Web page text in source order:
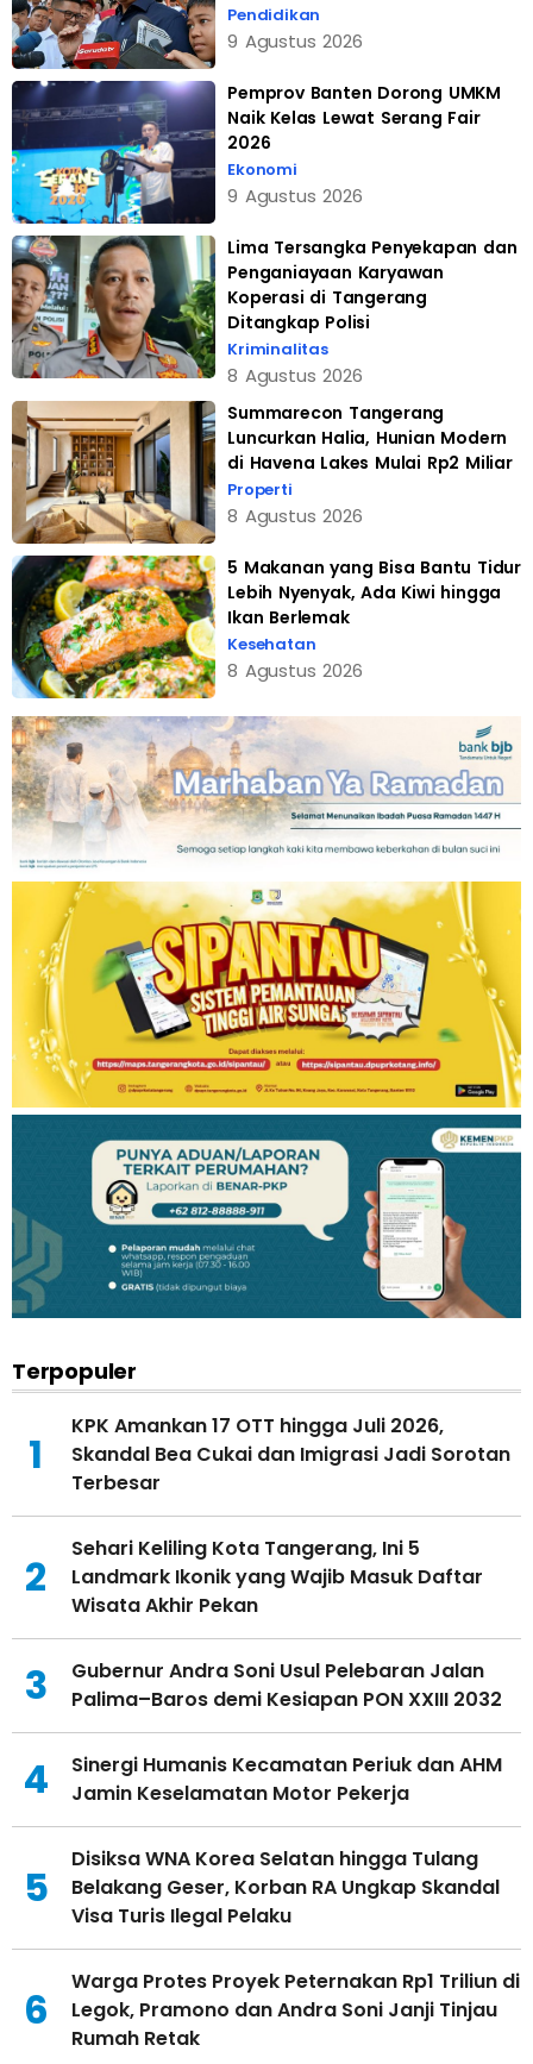
Pendidikan
9 Agustus 2026
Pemprov Banten Dorong UMKM
Naik Kelas Lewat Serang Fair
2026
Ekonomi
9 Agustus 2026
Lima Tersangka Penyekapan dan
Penganiayaan Karyawan
Koperasi di Tangerang
Ditangkap Polisi
Kriminalitas
8 Agustus 2026
Summarecon Tangerang
Luncurkan Halia, Hunian Modern
di Havena Lakes Mulai Rp2 Miliar
Properti
8 Agustus 2026
5 Makanan yang Bisa Bantu Tidur
Lebih Nyenyak, Ada Kiwi hingga
Ikan Berlemak
Kesehatan
8 Agustus 2026
Terpopuler
1
KPK Amankan 17 OTT hingga Juli 2026,
Skandal Bea Cukai dan Imigrasi Jadi Sorotan
Terbesar
2
Sehari Keliling Kota Tangerang, Ini 5
Landmark Ikonik yang Wajib Masuk Daftar
Wisata Akhir Pekan
3
Gubernur Andra Soni Usul Pelebaran Jalan
Palima–Baros demi Kesiapan PON XXIII 2032
4
Sinergi Humanis Kecamatan Periuk dan AHM
Jamin Keselamatan Motor Pekerja
5
Disiksa WNA Korea Selatan hingga Tulang
Belakang Geser, Korban RA Ungkap Skandal
Visa Turis Ilegal Pelaku
6
Warga Protes Proyek Peternakan Rp1 Triliun di
Legok, Pramono dan Andra Soni Janji Tinjau
Rumah Retak